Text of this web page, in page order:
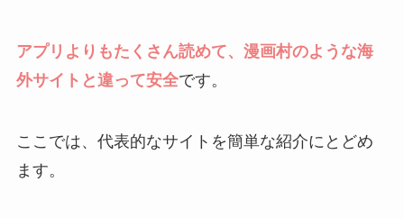
アプリよりもたくさん読めて、漫画村のような海
外サイトと違って安全です。
ここでは、代表的なサイトを簡単な紹介にとどめ
ます。